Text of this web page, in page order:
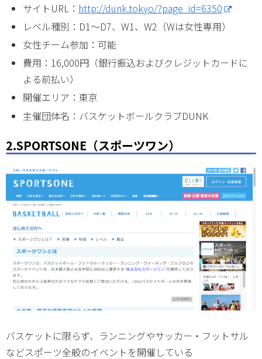
サイトURL： http://dunk.tokyo/?page_id=6350
レベル種別：D1〜D7、W1、W2（Wは女性専用）
女性チーム参加：可能
費用：16,000円（銀行振込およびクレジットカードに
よる前払い）
開催エリア：東京
主催団体名：バスケットボールクラブDUNK
2.SPORTSONE（スポーツワン）
バスケットに限らず、ランニングやサッカー・フットサル
などスポーツ全般のイベントを開催している